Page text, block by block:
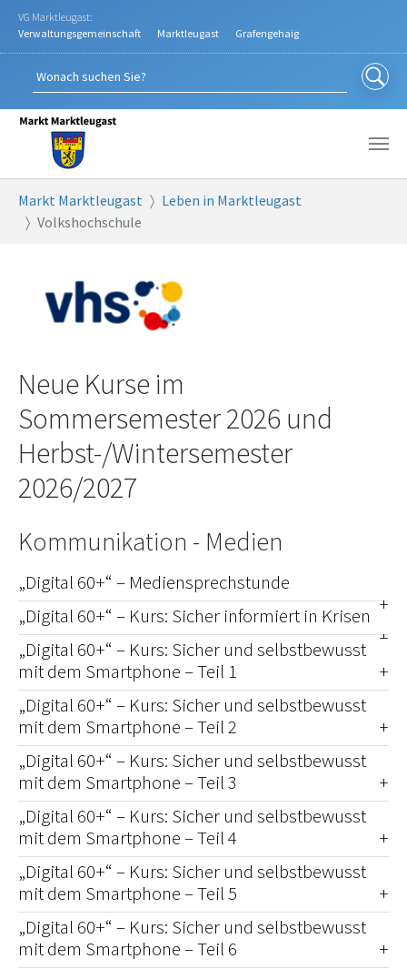
Zum Hauptinhalt springen
VG Marktleugast:
Verwaltungsgemeinschaft
Marktleugast Grafengehaig
Markt Marktleugast
Leben in Marktleugast
Volkshochschule
Neue Kurse im
Sommersemester 2026 und
Herbst-/Wintersemester
2026/2027
Kommunikation - Medien
„Digital 60+“ – Mediensprechstunde
„Digital 60+“ – Kurs: Sicher informiert in Krisen
„Digital 60+“ – Kurs: Sicher und selbstbewusst
mit dem Smartphone – Teil 1
„Digital 60+“ – Kurs: Sicher und selbstbewusst
mit dem Smartphone – Teil 2
„Digital 60+“ – Kurs: Sicher und selbstbewusst
mit dem Smartphone – Teil 3
„Digital 60+“ – Kurs: Sicher und selbstbewusst
mit dem Smartphone – Teil 4
„Digital 60+“ – Kurs: Sicher und selbstbewusst
mit dem Smartphone – Teil 5
„Digital 60+“ – Kurs: Sicher und selbstbewusst
mit dem Smartphone – Teil 6